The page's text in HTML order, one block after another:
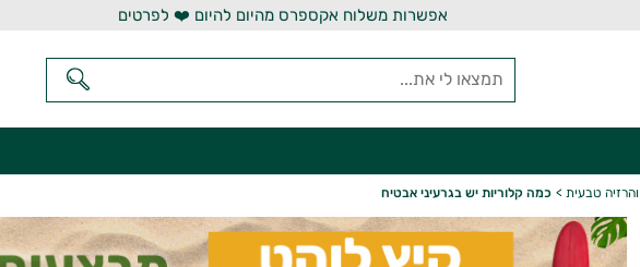
אפשרות משלוח אקספרס מהיום להיום ❤️ לפרטים
טבעית > כמה קלוריות יש בגרעיני אבטיח